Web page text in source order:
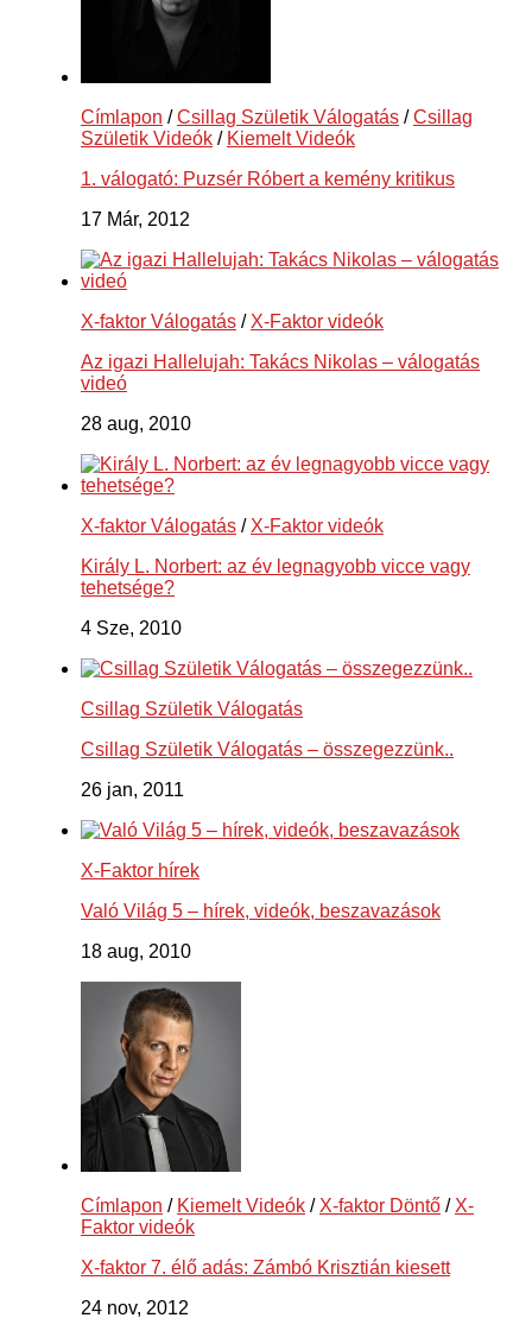
Címlapon /Csillag Születik Válogatás /Csillag
Születik Videók / Kiemelt Videók
1. válogató: Puzsér Róbert a kemény kritikus
17 Már, 2012
X-faktor Válogatás / X-Faktor videók
Az igazi Hallelujah: Takács Nikolas – válogatás
videó
28 aug, 2010
X-faktor Válogatás / X-Faktor videók
Király L. Norbert: az év legnagyobb vicce vagy
tehetsége?
4 Sze, 2010
Csillag Születik Válogatás
Csillag Születik Válogatás – összegezzünk..
26 jan, 2011
X-Faktor hírek
Való Világ 5 – hírek, videók, beszavazások
18 aug, 2010
Címlapon / Kiemelt Videók / X-faktor Döntő / X-
Faktor videók
X-faktor 7. élő adás: Zámbó Krisztián kiesett
24 nov, 2012